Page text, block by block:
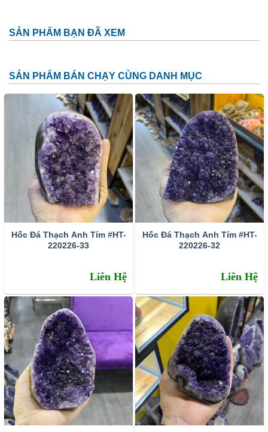
SẢN PHẨM BẠN ĐÃ XEM
SẢN PHẨM BÁN CHẠY CÙNG DANH MỤC
Hốc Đá Thạch Anh Tím #HT-
220226-33
Liên Hệ
Hốc Đá Thạch Anh Tím #HT-
220226-32
Liên Hệ